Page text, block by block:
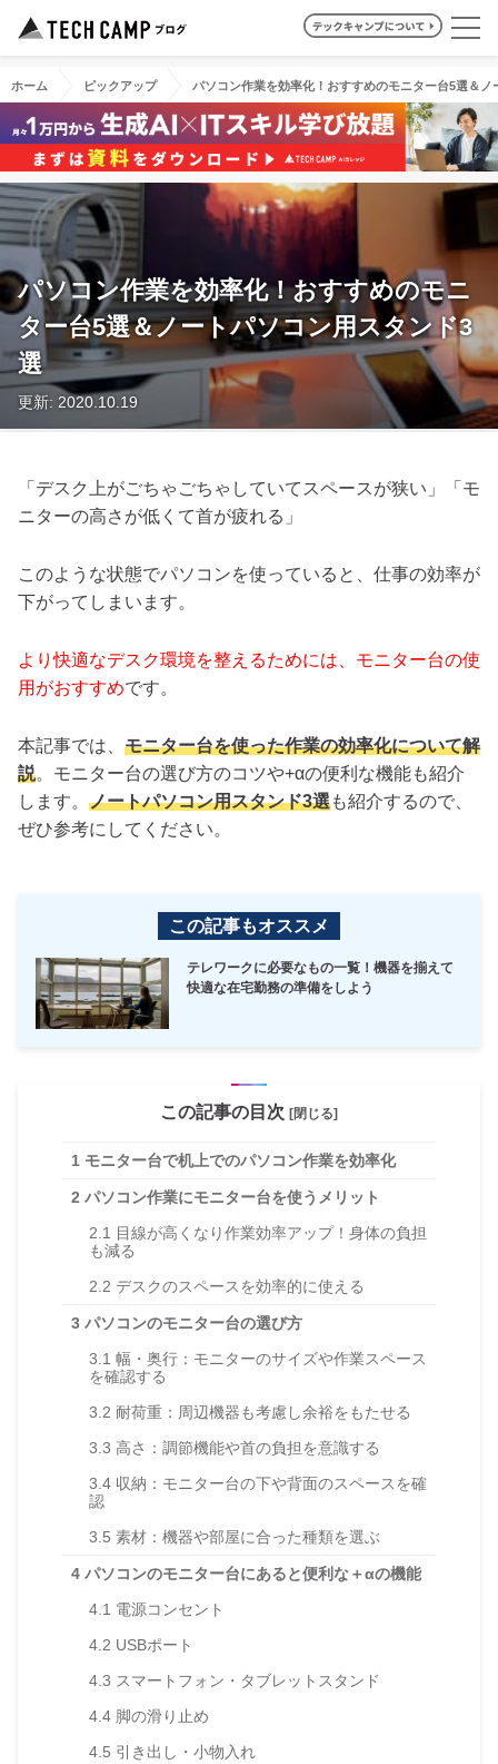
ホーム ピックアップ パソコン作業を効率化！おすすめのモニター台5選＆ノ
パソコン作業を効率化！おすすめのモニ
ター台5選＆ノートパソコン用スタンド3
選
更新: 2020.10.19
「デスク上がごちゃごちゃしていてスペースが狭い」「モ
ニターの高さが低くて首が疲れる」
このような状態でパソコンを使っていると、仕事の効率が
下がってしまいます。
より快適なデスク環境を整えるためには、モニター台の使
用がおすすめです。
本記事では、 モニター台を使った作業の効率化について解
説。モニター台の選び方のコツや+αの便利な機能も紹介
します。 ノートパソコン用スタンド3選も紹介するので、
ぜひ参考にしてください。
この記事もオススメ
テレワークに必要なもの一覧！機器を揃えて
快適な在宅勤務の準備をしよう
この記事の目次 [閉じる]
1 モニター台で机上でのパソコン作業を効率化
2 パソコン作業にモニター台を使うメリット
2.1 目線が高くなり作業効率アップ！身体の負担
も減る
2.2 デスクのスペースを効率的に使える
3 パソコンのモニター台の選び方
3.1 幅・奥行：モニターのサイズや作業スペース
を確認する
3.2 耐荷重：周辺機器も考慮し余裕をもたせる
3.3 高さ：調節機能や首の負担を意識する
3.4 収納：モニター台の下や背面のスペースを確
認
3.5 素材：機器や部屋に合った種類を選ぶ
4 パソコンのモニター台にあると便利な＋αの機能
4.1 電源コンセント
4.2 USBポート
4.3 スマートフォン・タブレットスタンド
4.4 脚の滑り止め
4.5 引き出し・小物入れ